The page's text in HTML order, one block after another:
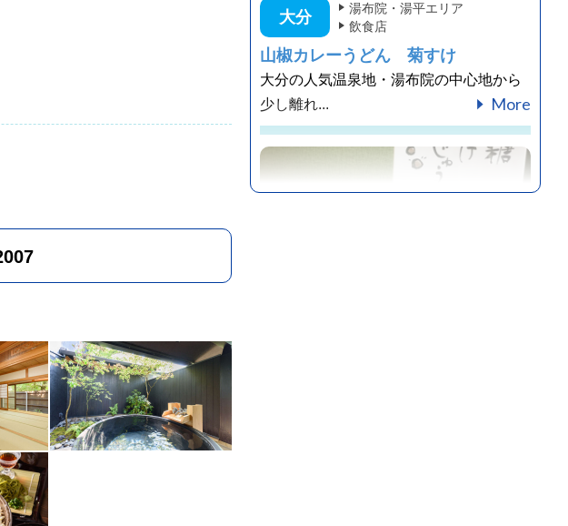
大分
湯布院・湯平エリア
飲食店
山椒カレーうどん 菊すけ
大分の人気温泉地・湯布院の中心地から
少し離れ...
More